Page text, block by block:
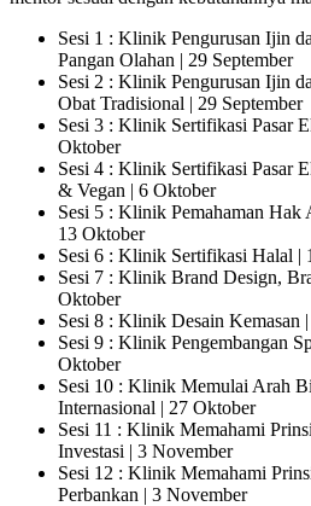
Sesi 1 : Klinik Pengurusan Ijin
Pangan Olahan | 29 September
Sesi 2 : Klinik Pengurusan Ijin
Obat Tradisional | 29 September
Sesi 3 : Klinik Sertifikasi Pasar
Oktober
Sesi 4 : Klinik Sertifikasi Pasar
& Vegan | 6 Oktober
Sesi 5 : Klinik Pemahaman Hak
13 Oktober
Sesi 6 : Klinik Sertifikasi Halal |
Sesi 7 : Klinik Brand Design,
Oktober
Sesi 8 : Klinik Desain Kemasan
Sesi 9 : Klinik Pengembangan
Oktober
Sesi 10 : Klinik Memulai Arah
Internasional | 27 Oktober
Sesi 11 : Klinik Memahami
Investasi | 3 November
Sesi 12 : Klinik Memahami
Perbankan | 3 November